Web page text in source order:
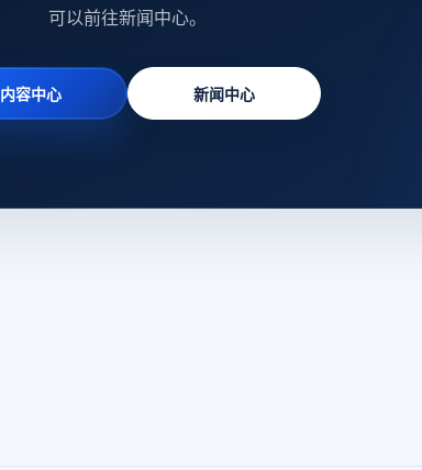
可以前往新闻中心。
内容中心 新闻中心